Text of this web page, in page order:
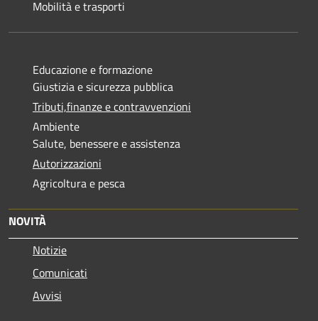
Mobilità e trasporti
Educazione e formazione
Giustizia e sicurezza pubblica
Tributi,finanze e contravvenzioni
Ambiente
Salute, benessere e assistenza
Autorizzazioni
Agricoltura e pesca
NOVITÀ
Notizie
Comunicati
Avvisi